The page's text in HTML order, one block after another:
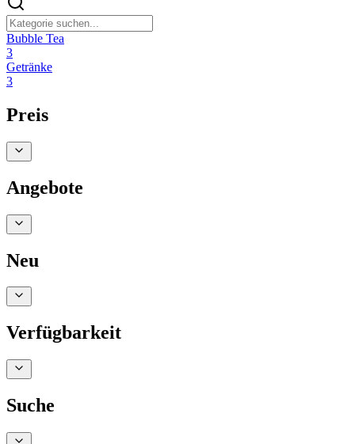
Bubble Tea
3
Getränke
3
Preis
Angebote
Neu
Verfügbarkeit
Suche